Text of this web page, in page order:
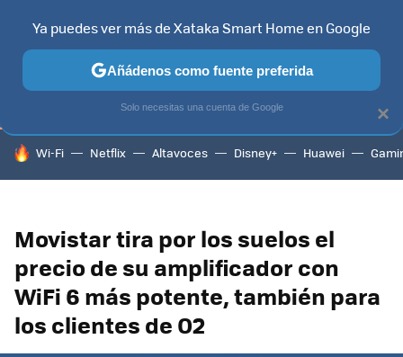
TELEVISORES CONTENIDOS SMART TV SELECCIÓN
HOY SE HABLA DE
Wi-Fi Netflix Altavoces Disney+ Huawei
Movistar tira por los suelos el
precio de su amplificador con
WiFi 6 más potente, también para
los clientes de O2
×
Ya puedes ver más de Xataka Smart Home en Google
Añádenos como fuente preferida
Solo necesitas una cuenta de Google